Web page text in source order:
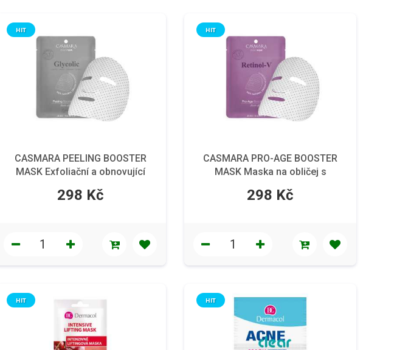
CASMARA PEELING BOOSTER
MASK Exfoliační a obnovující
HIT
298 Kč
CASMARA PRO-AGE BOOSTER
MASK Maska na obličej s
HIT
298 Kč
HIT HIT